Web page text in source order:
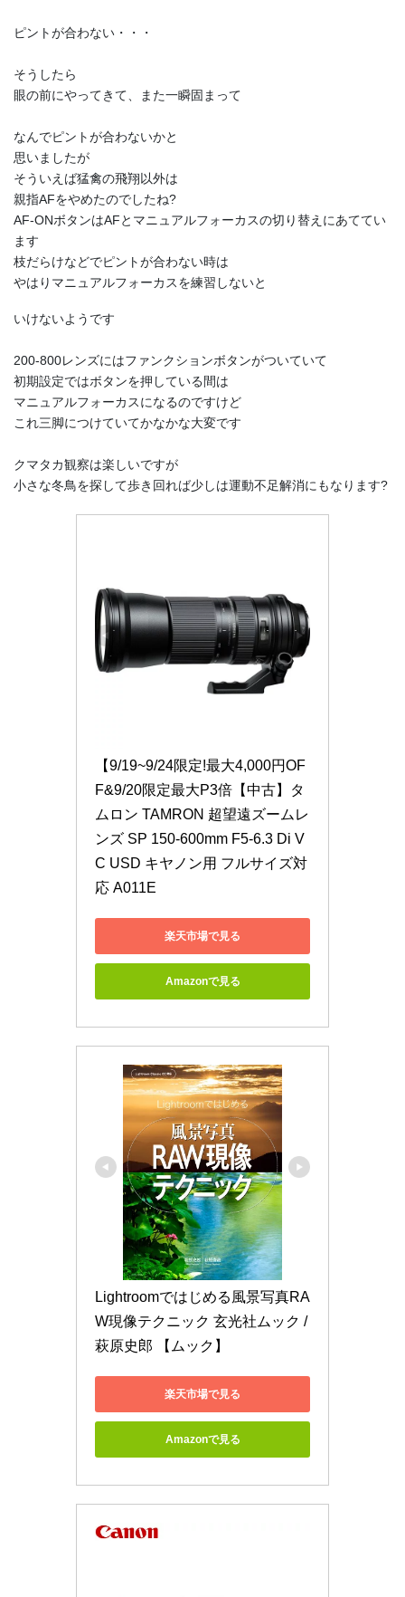
ピントが合わない・・・
そうしたら
眼の前にやってきて、また一瞬固まって
なんでピントが合わないかと
思いましたが
そういえば猛禽の飛翔以外は
親指AFをやめたのでしたね?
AF-ONボタンはAFとマニュアルフォーカスの切り替えにあててい
ます
枝だらけなどでピントが合わない時は
やはりマニュアルフォーカスを練習しないと
いけないようです
200-800レンズにはファンクションボタンがついていて
初期設定ではボタンを押している間は
マニュアルフォーカスになるのですけど
これ三脚につけていてかなかな大変です
クマタカ観察は楽しいですが
小さな冬鳥を探して歩き回れば少しは運動不足解消にもなります?
【9/19~9/24限定!最大4,000円OF
F&9/20限定最大P3倍【中古】タ
ムロン TAMRON 超望遠ズームレ
ンズ SP 150-600mm F5-6.3 Di V
C USD キヤノン用 フルサイズ対
応 A011E
楽天市場で見る
Amazonで見る
Lightroomではじめる風景写真RA
W現像テクニック 玄光社ムック /
萩原史郎 【ムック】
楽天市場で見る
Amazonで見る